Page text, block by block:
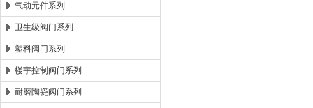
气动元件系列
卫生级阀门系列
塑料阀门系列
楼宇控制阀门系列
耐磨陶瓷阀门系列